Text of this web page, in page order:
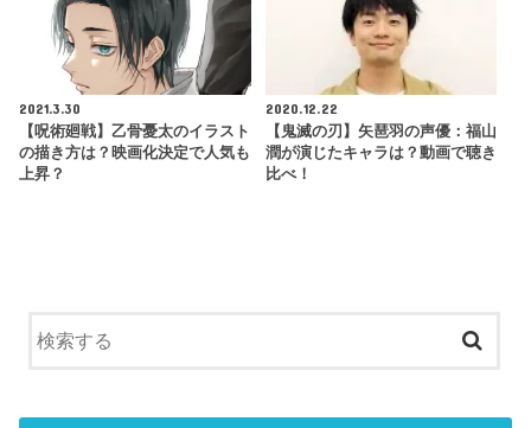
2021.3.30
【呪術廻戦】乙骨憂太のイラスト
の描き方は？映画化決定で人気も
上昇？
2020.12.22
【鬼滅の刃】矢琶羽の声優：福山
潤が演じたキャラは？動画で聴き
比べ！